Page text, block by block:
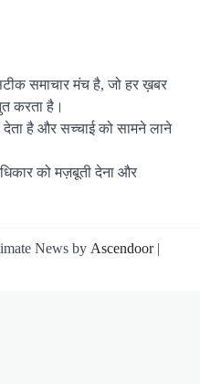
समाचार मंच है, जो हर ख़बर
करता है।
है और सच्चाई को सामने लाने
को मज़बूती देना और
News by Ascendoor|